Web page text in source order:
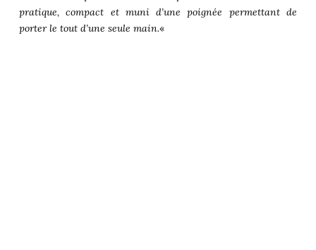
pratique, compact et muni d’une poignée permettant de
porter le tout d’une seule main.«